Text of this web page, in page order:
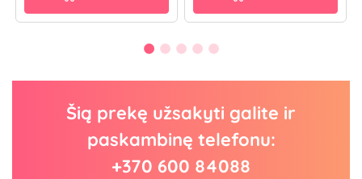
Šią prekę užsakyti galite ir
paskambinę telefonu:
+370 600 84088